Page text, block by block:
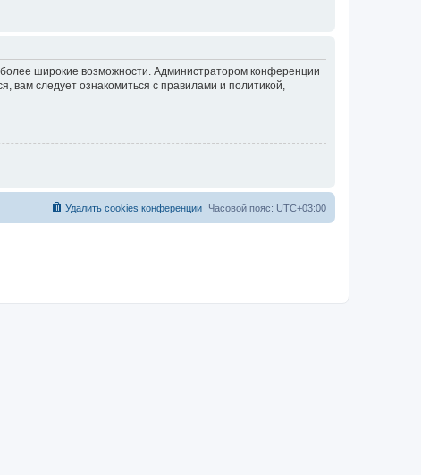
широкие возможности. Администратором конференции
вам следует ознакомиться с правилами и политикой,
Часовой пояс: UTC+03:00
Удалить cookies конференции